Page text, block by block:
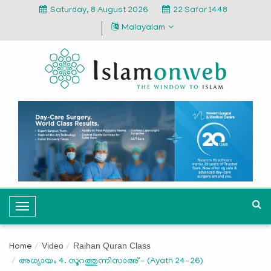
Saturday, 8 August 2026
22 Safar 1448
Malayalam
T
o
g
l
Home Video Raihan Quran Class
അധ്യായം 4. സൂറത്തുന്നിസാഅ് - (Ayath 24-26)